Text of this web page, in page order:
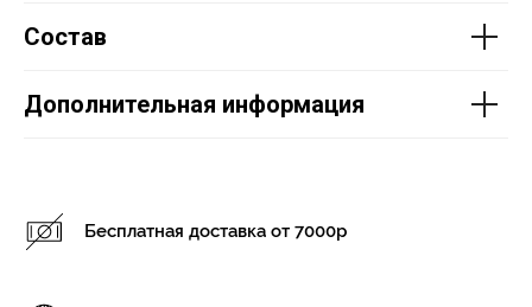
Состав
Дополнительная информация
Бесплатная доставка от 7000р